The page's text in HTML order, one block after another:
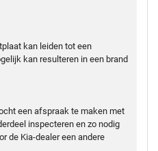
kan leiden tot een
kan resulteren in een brand
een afspraak te maken met
inspecteren en zo nodig
de Kia-dealer een andere